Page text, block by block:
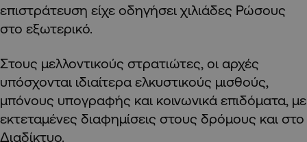
επιστράτευση είχε οδηγήσει χιλιάδες Ρώσους
στο εξωτερικό.
Στους μελλοντικούς στρατιώτες, οι αρχές
υπόσχονται ιδιαίτερα ελκυστικούς μισθούς,
μπόνους υπογραφής και κοινωνικά επιδόματα, με
εκτεταμένες διαφημίσεις στους δρόμους και στο
Διαδίκτυο.